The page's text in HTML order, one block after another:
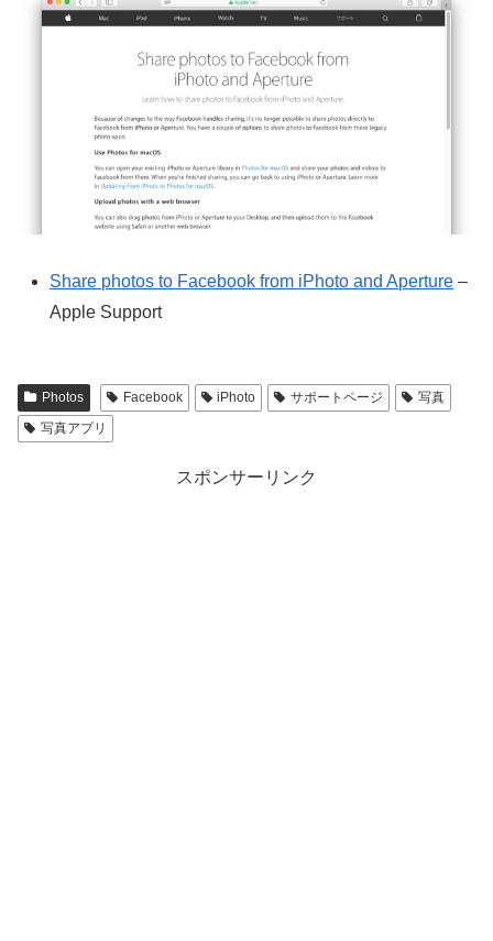
Share photos to Facebook from iPhoto and Aperture –
Apple Support
Photos Facebook iPhoto サポートページ
写真
写真アプリ
スポンサーリンク